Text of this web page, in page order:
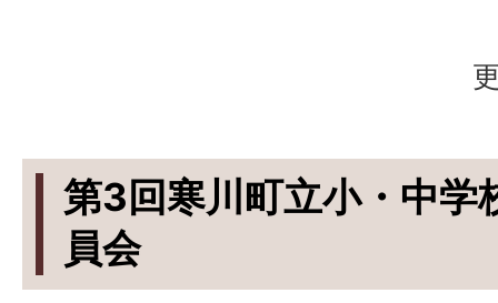
第3回寒川町立小・中学
員会